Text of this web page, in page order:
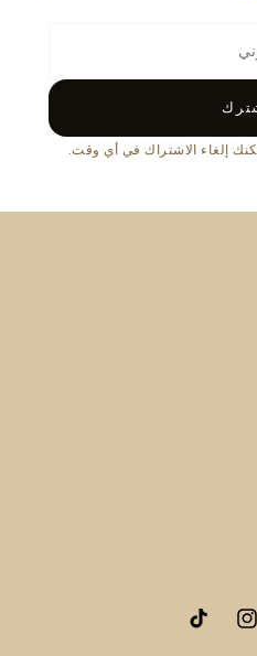
إلغاء الاشتراك في أي وقت.
انستقرامتيك